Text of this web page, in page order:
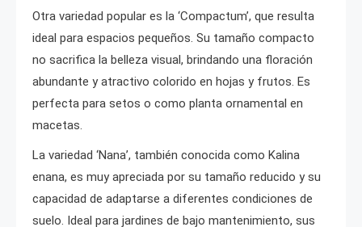
Otra variedad popular es la ‘Compactum’, que resulta
ideal para espacios pequeños. Su tamaño compacto
no sacrifica la belleza visual, brindando una floración
abundante y atractivo colorido en hojas y frutos. Es
perfecta para setos o como planta ornamental en
macetas.
La variedad ‘Nana’, también conocida como Kalina
enana, es muy apreciada por su tamaño reducido y su
capacidad de adaptarse a diferentes condiciones de
suelo. Ideal para jardines de bajo mantenimiento, sus